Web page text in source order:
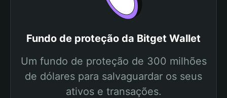
Fundo de proteção da Bitget Wallet
Um fundo de proteção de 300 milhões
de dólares para salvaguardar os seus
ativos e transações.